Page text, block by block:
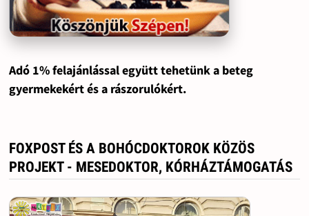
Adó 1% felajánlással együtt tehetünk a beteg
gyermekekért és a rászorulókért.
FOXPOST ÉS A BOHÓCDOKTOROK KÖZÖS
PROJEKT - MESEDOKTOR, KÓRHÁZTÁMOGATÁS